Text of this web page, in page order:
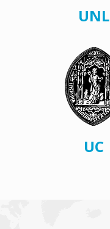
UNL
UC